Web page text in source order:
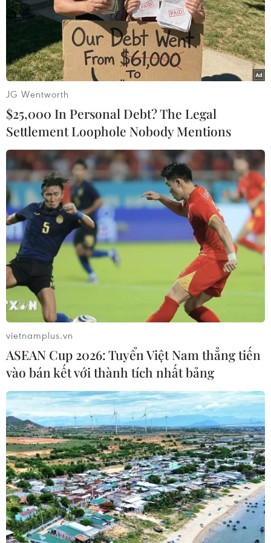
Bắt giữ kịp thời nhóm 46 thanh thiếu niên
mang hung khí đi đánh nhau
05/02/2023 04:54
Lực lượn chức năng tại thành phố Rạch Giá, tỉnh Kiên
Giang đã vây bắt được 46 đối tượng, thu giữ 27 cây
dao, kiếm, rựa, chĩa ba mũi và một thùng bom xăng tự
JG Wentworth
$25,000 In Personal Debt? The Legal
Settlement Loophole Nobody Mentions
vietnamplus.vn
ASEAN Cup 2026: Tuyển Việt Nam thẳng tiến
vào bán kết với thành tích nhất bảng